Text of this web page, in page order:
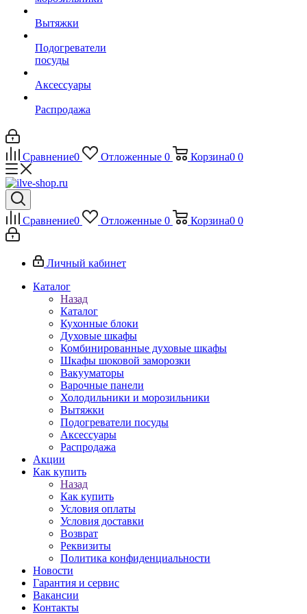
Вытяжки
Подогреватели
посуды
Аксессуары
Распродажа
Сравнение0 Отложенные 0 Корзина0 0
Сравнение0 Отложенные 0 Корзина0 0
Личный кабинет
Каталог
Назад
Каталог
Кухонные блоки
Духовые шкафы
Комбинированные духовые шкафы
Шкафы шоковой заморозки
Вакууматоры
Варочные панели
Холодильники и морозильники
Вытяжки
Подогреватели посуды
Аксессуары
Распродажа
Акции
Как купить
Назад
Как купить
Условия оплаты
Условия доставки
Возврат
Реквизиты
Политика конфиденциальности
Новости
Гарантия и сервис
Вакансии
Контакты